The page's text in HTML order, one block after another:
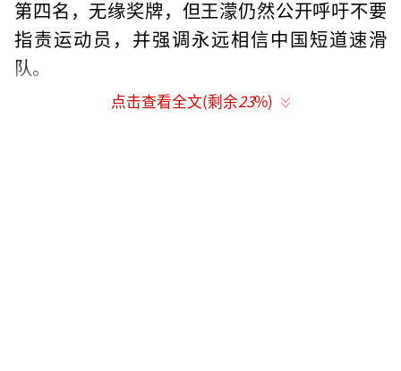
第四名，无缘奖牌，但王濛仍然公开呼吁不要
指责运动员，并强调永远相信中国短道速滑
队。
在1000米决赛中，王濛在看台上观看并解
点击查看全文(剩余23%)